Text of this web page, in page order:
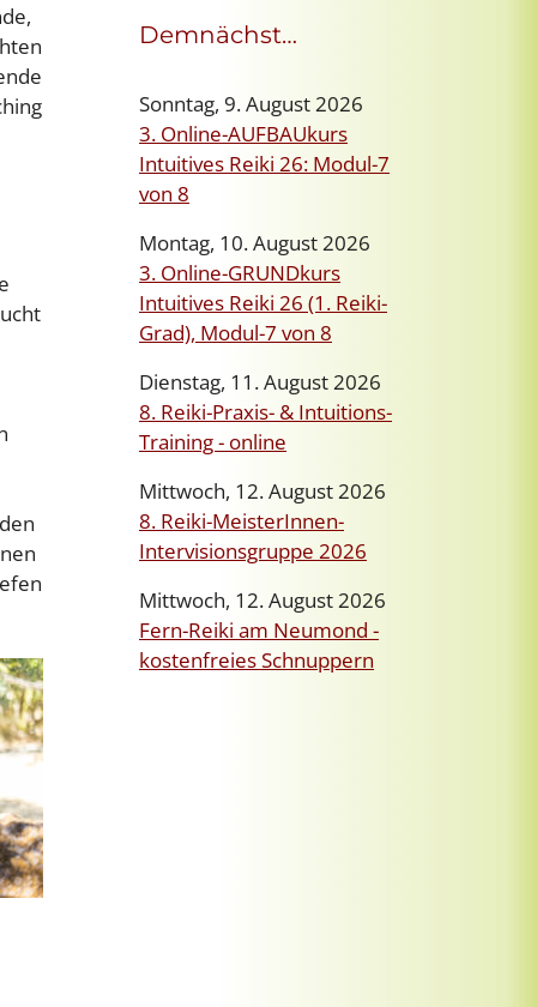
Demnächst…
Sonntag, 9. August 2026
3. Online-AUFBAUkurs
Intuitives Reiki 26: Modul-7
von 8
Montag, 10. August 2026
3. Online-GRUNDkurs
Intuitives Reiki 26 (1. Reiki-
Grad), Modul-7 von 8
Dienstag, 11. August 2026
8. Reiki-Praxis- & Intuitions-
Training - online
Mittwoch, 12. August 2026
8. Reiki-MeisterInnen-
Intervisionsgruppe 2026
Mittwoch, 12. August 2026
Fern-Reiki am Neumond -
kostenfreies Schnuppern